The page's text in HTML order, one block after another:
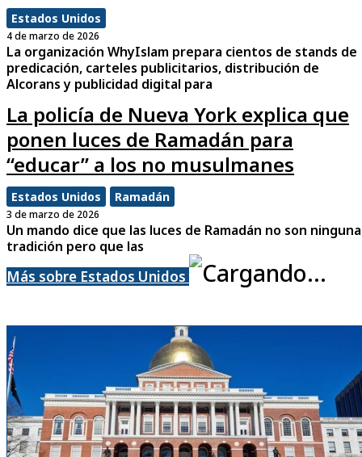
Estados Unidos
4 de marzo de 2026
La organización WhyIslam prepara cientos de stands de
predicación, carteles publicitarios, distribución de
Alcorans y publicidad digital para
La policía de Nueva York explica que
ponen luces de Ramadán para
“educar” a los no musulmanes
Estados Unidos Ramadán
3 de marzo de 2026
Un mando dice que las luces de Ramadán no son ninguna
tradición pero que las
Más sobre Estados Unidos